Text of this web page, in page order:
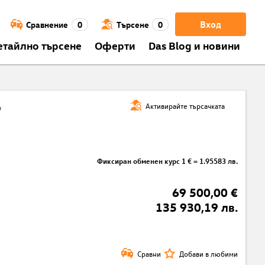
Вход
Сравнение 0 Търсене 0
търсене Оферти Das Blog и новини
Активирайте търсачката
Фиксиран обменен курс 1 € = 1.95583 лв.
69 500,00 €
135 930,19 лв.
Сравни Добави в любими